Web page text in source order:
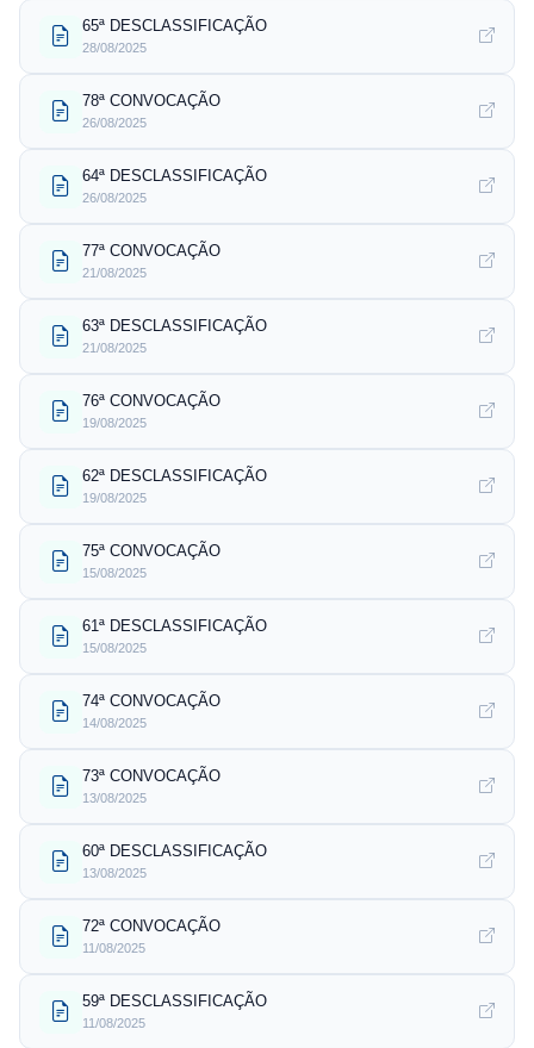
65ª DESCLASSIFICAÇÃO
28/08/2025
78ª CONVOCAÇÃO
26/08/2025
64ª DESCLASSIFICAÇÃO
26/08/2025
77ª CONVOCAÇÃO
21/08/2025
63ª DESCLASSIFICAÇÃO
21/08/2025
76ª CONVOCAÇÃO
19/08/2025
62ª DESCLASSIFICAÇÃO
19/08/2025
75ª CONVOCAÇÃO
15/08/2025
61ª DESCLASSIFICAÇÃO
15/08/2025
74ª CONVOCAÇÃO
14/08/2025
73ª CONVOCAÇÃO
13/08/2025
60ª DESCLASSIFICAÇÃO
13/08/2025
72ª CONVOCAÇÃO
11/08/2025
59ª DESCLASSIFICAÇÃO
11/08/2025